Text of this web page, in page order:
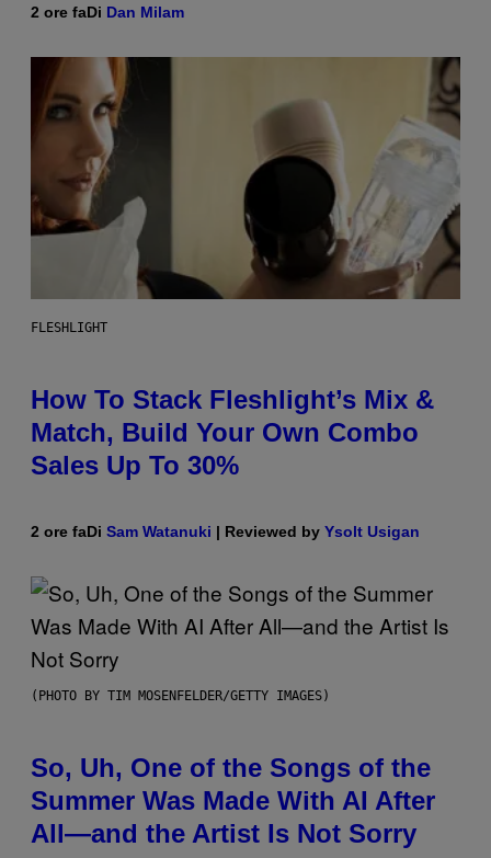
2 ore faDi Dan Milam
FLESHLIGHT
How To Stack Fleshlight’s Mix &
Match, Build Your Own Combo
Sales Up To 30%
2 ore faDi Sam Watanuki | Reviewed by Ysolt Usigan
(PHOTO BY TIM MOSENFELDER/GETTY IMAGES)
So, Uh, One of the Songs of the
Summer Was Made With AI After
All—and the Artist Is Not Sorry